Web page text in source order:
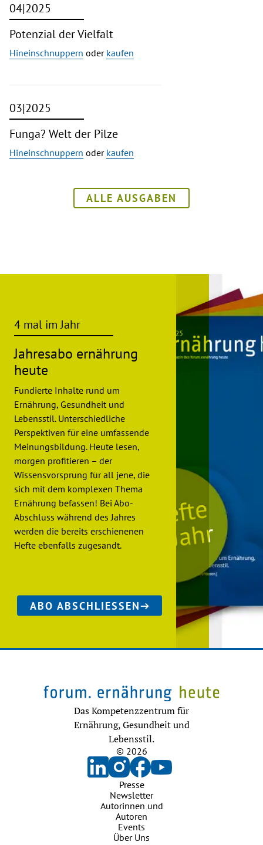
04|2025
Potenzial der Vielfalt
Hineinschnuppern oder kaufen
03|2025
Funga? Welt der Pilze
Hineinschnuppern oder kaufen
ALLE AUSGABEN
4 mal im Jahr
Jahresabo ernährung
heute
Fundierte Inhalte rund um
Ernährung, Gesundheit und
Lebensstil. Unterschiedliche
Perspektiven für eine umfassende
Meinungsbildung. Heute lesen,
morgen profitieren – der
Wissensvorsprung für all jene, die
sich mit dem komplexen Thema
Ernährung befassen! Bei Abo-
Abschluss während des Jahres
werden die bereits erschienenen
Hefte ebenfalls zugesandt.
ABO ABSCHLIESSEN
Das Kompetenzzentrum für
Ernährung, Gesundheit und
Lebensstil.
© 2026
Presse
Newsletter
Autorinnen und
Autoren
Events
Über Uns